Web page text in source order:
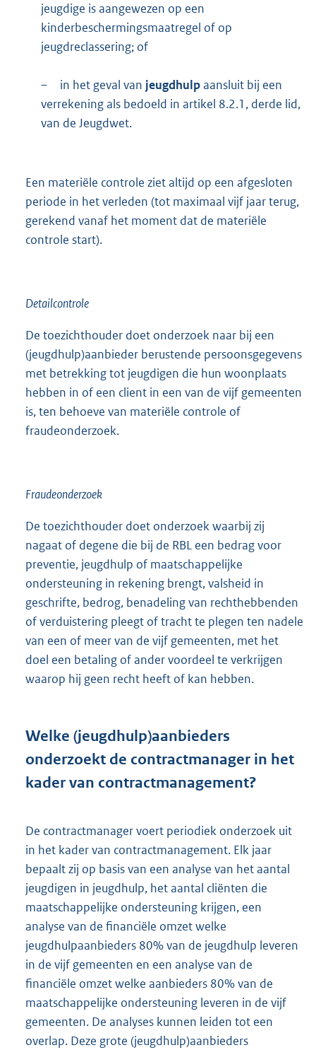
jeugdige is aangewezen op een
kinderbeschermingsmaatregel of op
jeugdreclassering; of
– in het geval van jeugdhulpaansluit bij een
verrekening als bedoeld in artikel 8.2.1, derde lid,
van de Jeugdwet.
Een materiële controle ziet altijd op een afgesloten
periode in het verleden (tot maximaal vijf jaar terug,
gerekend vanaf het moment dat de materiële
controle start).
Detailcontrole
De toezichthouder doet onderzoek naar bij een
(jeugdhulp)aanbieder berustende persoonsgegevens
met betrekking tot jeugdigen die hun woonplaats
hebben in of een client in een van de vijf gemeenten
is, ten behoeve van materiële controle of
fraudeonderzoek.
Fraudeonderzoek
De toezichthouder doet onderzoek waarbij zij
nagaat of degene die bij de RBL een bedrag voor
preventie, jeugdhulp of maatschappelijke
ondersteuning in rekening brengt, valsheid in
geschrifte, bedrog, benadeling van rechthebbenden
of verduistering pleegt of tracht te plegen ten nadele
van een of meer van de vijf gemeenten, met het
doel een betaling of ander voordeel te verkrijgen
waarop hij geen recht heeft of kan hebben.
Welke (jeugdhulp)aanbieders
onderzoekt de contractmanager in het
kader van contractmanagement?
De contractmanager voert periodiek onderzoek uit
in het kader van contractmanagement. Elk jaar
bepaalt zij op basis van een analyse van het aantal
jeugdigen in jeugdhulp, het aantal cliënten die
maatschappelijke ondersteuning krijgen, een
analyse van de financiële omzet welke
jeugdhulpaanbieders 80% van de jeugdhulp leveren
in de vijf gemeenten en een analyse van de
financiële omzet welke aanbieders 80% van de
maatschappelijke ondersteuning leveren in de vijf
gemeenten. De analyses kunnen leiden tot een
overlap. Deze grote (jeugdhulp)aanbieders